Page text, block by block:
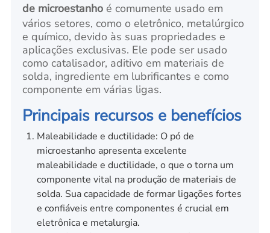
de microestanho é comumente usado em
vários setores, como o eletrônico, metalúrgico
e químico, devido às suas propriedades e
aplicações exclusivas. Ele pode ser usado
como catalisador, aditivo em materiais de
solda, ingrediente em lubrificantes e como
componente em várias ligas.
Principais recursos e benefícios
Maleabilidade e ductilidade: O pó de
microestanho apresenta excelente
maleabilidade e ductilidade, o que o torna um
componente vital na produção de materiais de
solda. Sua capacidade de formar ligações fortes
e confiáveis entre componentes é crucial em
eletrônica e metalurgia.